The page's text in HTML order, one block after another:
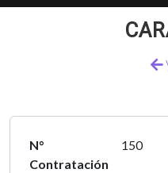
N°
Contratación
150